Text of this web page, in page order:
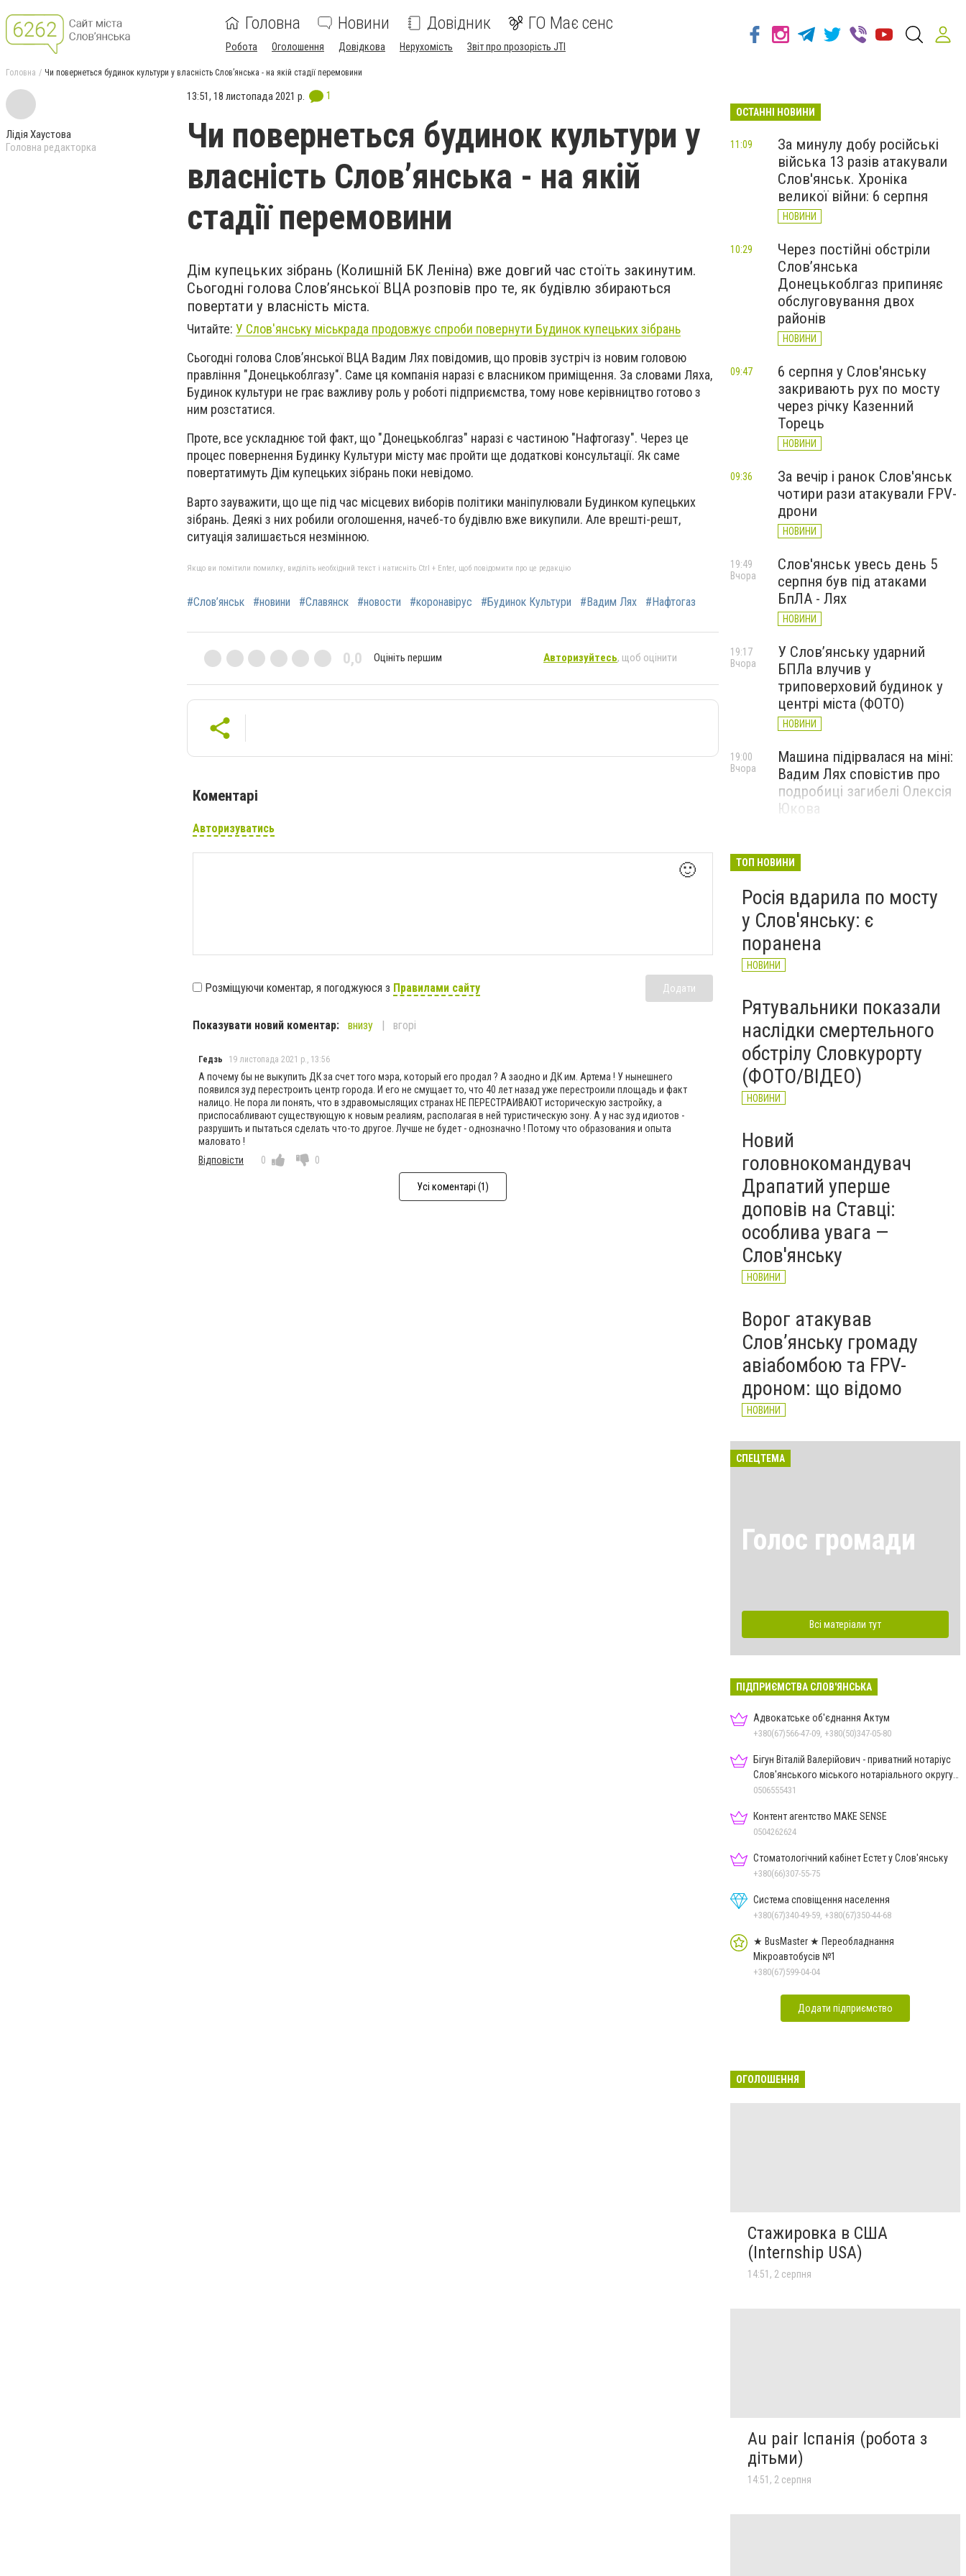
Головна Новини Довідник ГО Має сенс
Робота Оголошення Довідкова Нерухомість Звіт про прозорість JTI
Головна Чи повернеться будинок культури у власність Слов’янська - на якій стадії перемовини
Лідія Хаустова
Головна редакторка
13:51, 18 листопада 2021 р. 1
Чи повернеться будинок культури у
власність Слов’янська - на якій
стадії перемовини
Дім купецьких зібрань (Колишній БК Леніна) вже довгий час стоїть закинутим.
Сьогодні голова Слов’янської ВЦА розповів про те, як будівлю збираються
повертати у власність міста.
Читайте: У Слов'янську міськрада продовжує спроби повернути Будинок купецьких зібрань
Сьогодні голова Слов’янської ВЦА Вадим Лях повідомив, що провів зустріч із новим головою
правління "Донецькоблгазу". Саме ця компанія наразі є власником приміщення. За словами Ляха,
Будинок культури не грає важливу роль у роботі підприємства, тому нове керівництво готово з
ним розстатися.
Проте, все ускладнює той факт, що "Донецькоблгаз" наразі є частиною "Нафтогазу". Через це
процес повернення Будинку Культури місту має пройти ще додаткові консультації. Як саме
повертатимуть Дім купецьких зібрань поки невідомо.
Варто зауважити, що ще під час місцевих виборів політики маніпулювали Будинком купецьких
зібрань. Деякі з них робили оголошення, начеб-то будівлю вже викупили. Але врешті-решт,
ситуація залишається незмінною.
Якщо ви помітили помилку, виділіть необхідний текст і натисніть Ctrl + Enter, щоб повідомити про це редакцію
#Слов’янськ #новини #Славянск #новости #коронавірус #Будинок Культури #Вадим Лях #Нафтогаз
0,0 Оцініть першим Авторизуйтесь, щоб оцінити
Коментарі
Авторизуватись
🙂
Розміщуючи коментар, я погоджуюся з Правилами сайту Додати
Показувати новий коментар: внизу вгорі
Гедзь 19 листопада 2021 р., 13:56
А почему бы не выкупить ДК за счет того мэра, который его продал ? А заодно и ДК им. Артема ! У нынешнего
появился зуд перестроить центр города. И его не смущает то, что 40 лет назад уже перестроили площадь и факт
налицо. Не пора ли понять, что в здравомыслящих странах НЕ ПЕРЕСТРАИВАЮТ историческую застройку, а
приспосабливают существующую к новым реалиям, располагая в ней туристическую зону. А у нас зуд идиотов -
разрушить и пытаться сделать что-то другое. Лучше не будет - однозначно ! Потому что образования и опыта
маловато !
Відповісти
0 0
Усі коментарі (1)
ОСТАННІ НОВИНИ
За минулу добу російські
війська 13 разів атакували
Слов'янськ. Хроніка
великої війни: 6 серпня
НОВИНИ
11:09
Через постійні обстріли
Слов’янська
Донецькоблгаз припиняє
обслуговування двох
районів
НОВИНИ
10:29
6 серпня у Слов'янську
закривають рух по мосту
через річку Казенний
Торець
НОВИНИ
09:47
За вечір і ранок Слов'янськ
чотири рази атакували FPV-
дрони
НОВИНИ
09:36
Слов'янськ увесь день 5
серпня був під атаками
БпЛА - Лях
НОВИНИ
19:49
Вчора
У Слов’янську ударний
БПЛа влучив у
триповерховий будинок у
центрі міста (ФОТО)
НОВИНИ
19:17
Вчора
Машина підірвалася на міні:
Вадим Лях сповістив про
подробиці загибелі Олексія
Юкова
19:00
Вчора
У Слов'янську і
водопостачання: що
сталося
17:40
Вчора
ТОП НОВИНИ
Росія вдарила по мосту
у Слов'янську: є
поранена
НОВИНИ
Рятувальники показали
наслідки смертельного
обстрілу Словкурорту
(ФОТО/ВІДЕО)
НОВИНИ
Новий
головнокомандувач
Драпатий уперше
доповів на Ставці:
особлива увага —
Слов'янську
НОВИНИ
Ворог атакував
Слов’янську громаду
авіабомбою та FPV-
дроном: що відомо
НОВИНИ
СПЕЦТЕМА
Голос громади
Всі матеріали тут
ПІДПРИЄМСТВА СЛОВ'ЯНСЬКА
Адвокатське об'єднання Актум
+380(67)566-47-09, +380(50)347-05-80
Бігун Віталій Валерійович - приватний нотаріус
Слов'янського міського нотаріального округу
Дон.обл.
0506555431
Контент агентство MAKE SENSE
0504262624
Стоматологічний кабінет Естет у Слов'янську
+380(66)307-55-75
Система сповіщення населення
+380(67)340-49-59, +380(67)350-44-68
★ BusMaster ★ Переобладнання
Мікроавтобусів №1
+380(67)599-04-04
Додати підприємство
ОГОЛОШЕННЯ
Стажировка в США
(Internship USA)
14:51, 2 серпня
Au pair Іспанія (робота з
дітьми)
14:51, 2 серпня